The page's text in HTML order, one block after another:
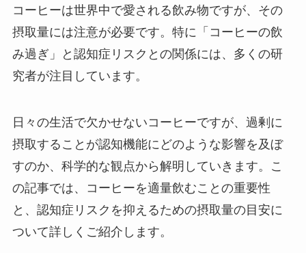
コーヒーは世界中で愛される飲み物ですが、その
摂取量には注意が必要です。特に「コーヒーの飲
み過ぎ」と認知症リスクとの関係には、多くの研
究者が注目しています。
日々の生活で欠かせないコーヒーですが、過剰に
摂取することが認知機能にどのような影響を及ぼ
すのか、科学的な観点から解明していきます。こ
の記事では、コーヒーを適量飲むことの重要性
と、認知症リスクを抑えるための摂取量の目安に
ついて詳しくご紹介します。